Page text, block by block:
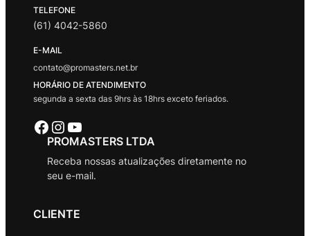
TELEFONE
(61) 4042-5860
E-MAIL
contato@promasters.net.br
HORÁRIO DE ATENDIMENTO
segunda a sexta das 9hrs às 18hrs exceto feriados.
Facebook Instagram Youtube
PROMASTERS LTDA
Receba nossas atualizações diretamente no
seu e-mail.
CLIENTE